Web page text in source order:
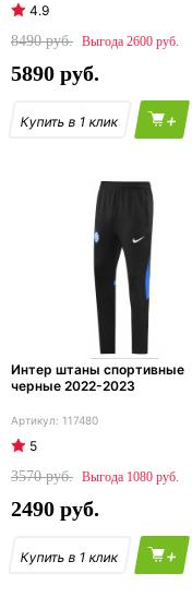
4.9
8490
2600
5890
+
Интер штаны спортивные
черные 2022-2023
117480
5
3570
1080
2490
+